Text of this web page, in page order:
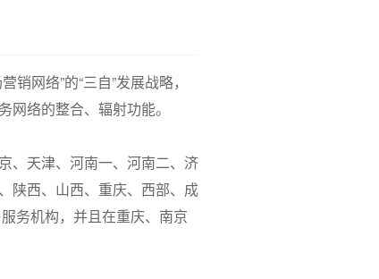
网络”的“三自”发展战略，
络的整合、辐射功能。
天津、河南一、河南二、济
陕西、山西、重庆、西部、成
务机构，并且在重庆、南京